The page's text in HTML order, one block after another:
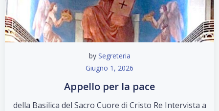
by Segreteria
Giugno 1, 2026
Appello per la pace
della Basilica del Sacro Cuore di Cristo Re Intervista a